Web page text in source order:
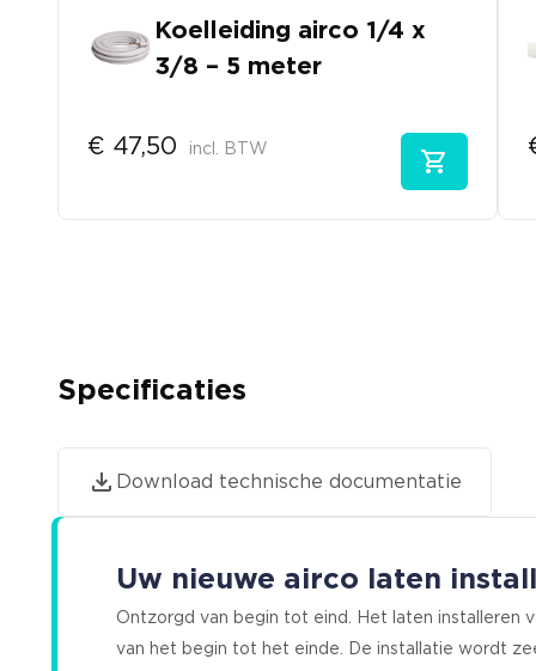
Koelleiding airco 1/4 x
3/8 – 5 meter
€ 47,50 incl. BTW
Specificaties
Download technische documentatie
Uw nieuwe airco laten
Ontzorgd van begin tot eind. Het laten installeren
van het begin tot het einde. De installatie wordt